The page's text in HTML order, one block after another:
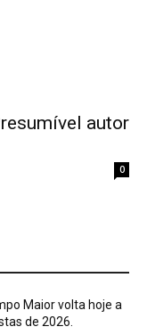
autor
0
Maior volta hoje a
de 2026.